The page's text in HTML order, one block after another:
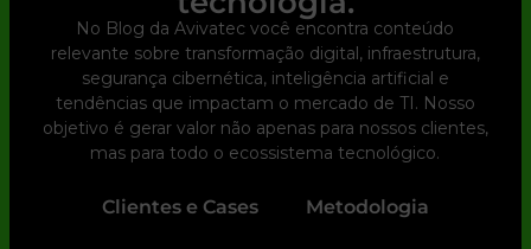
No Blog da Avivatec você encontra conteúdo
relevante sobre transformação digital, infraestrutura,
segurança cibernética, inteligência artificial e
tendências que impactam o mercado de TI. Nosso
objetivo é gerar valor não apenas para nossos clientes,
mas para todo o ecossistema tecnológico.
Clientes e Cases Metodologia